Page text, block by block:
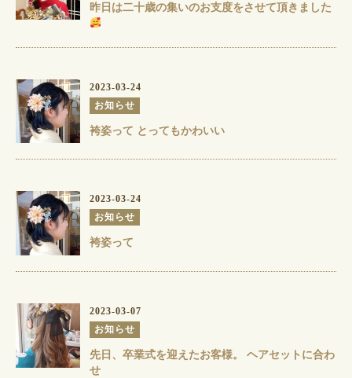
昨日は二十歳の集いのお支度をさせて頂きました
2023-03-24
お知らせ
袴姿って とってもかわいい
2023-03-24
お知らせ
袴姿って
2023-03-07
お知らせ
先日、卒業式を迎えたお客様。 ヘアセットに合わ
せ